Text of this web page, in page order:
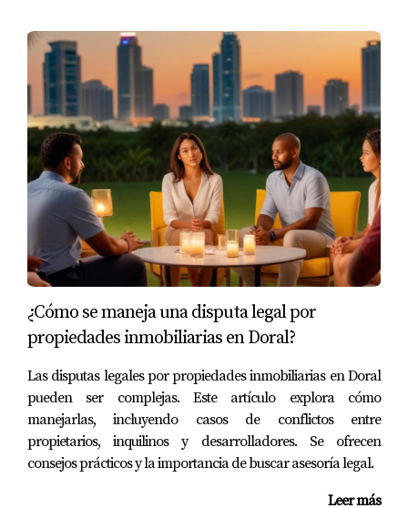
razonables en áreas emergentes. A pesar de ser su
primera compra, se tomó el tiempo para entender todos
los costos involucrados, desde los impuestos hasta los
seguros. Gracias a su preparación y paciencia, logró
adquirir una propiedad que le generará ingresos pasivos.
Caso 3: La Sra. Rodríguez
La Sra. Rodríguez estaba interesada en comprar su
primera casa después de años de alquiler. Se dio cuenta
rápidamente que necesitaba ahorrar más para cubrir no
solo el enganche sino también los costos adicionales
asociados con la compra. Se comprometió a reducir sus
gastos mensuales durante un año y finalmente pudo
comprar una hermosa casa en Doral que se ajustaba
perfectamente a su presupuesto.
Conclusión
Establecer un presupuesto para comprar en Doral no
tiene por qué ser abrumador si sigues estos pasos clave:
¿Cómo se maneja una disputa legal por
propiedades inmobiliarias en Doral?
Las disputas legales por propiedades inmobiliarias en Doral
pueden ser complejas. Este artículo explora cómo
manejarlas, incluyendo casos de conflictos entre
propietarios, inquilinos y desarrolladores. Se ofrecen
consejos prácticos y la importancia de buscar asesoría legal.
Leer más